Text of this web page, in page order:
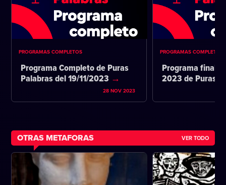
PROGRAMAS COMPLETOS
Programa Completo de Puras
Palabras del 19/11/2023
28 NOV 2023
PROGRAMAS COMPLETOS
Programa final
2023 de Puras
OTRAS METAFORAS VER TODO